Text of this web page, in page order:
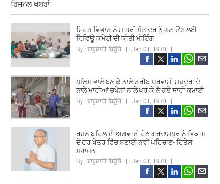
ਰਿਜਨਲ ਖਬਰਾਂ
ਸਿਹਤ ਵਿਭਾਗ ਨੇ ਮਾਤਰੀ ਮੌਤ ਦਰ ਨੂੰ ਘਟਾਉਣ ਲਈ
ਰਿਵਿਊ ਕਮੇਟੀ ਦੀ ਕੀਤੀ ਮੀਟਿੰਗ
By : ਬਾਬੂਸ਼ਾਹੀ ਬਿਊਰੋ | Jan 01, 1970 |
ਪੁਲਿਸ ਵਾਲੇ ਬਣ ਕੇ ਨਾਲੇ ਗਰੀਬ ਪਰਵਾਸੀ ਮਜ਼ਦੂਰਾਂ ਦੇ
ਨਾਲੇ ਮਾਰੀਆਂ ਚਪੇੜਾਂ ਨਾਲੇ ਖੋਹ ਕੇ ਲੈ ਗਏ ਸਾਰੀ ਕਮਾਈ
By : ਬਾਬੂਸ਼ਾਹੀ ਬਿਊਰੋ | Jan 01, 1970 |
ਰਮਨ ਬਹਿਲ ਦੀ ਅਗਵਾਈ ਹੇਠ ਗੁਰਦਾਸਪੁਰ ਨੇ ਵਿਕਾਸ
ਦੇ ਹਰ ਖੇਤਰ ਵਿੱਚ ਬਣਾਈ ਨਵੀਂ ਪਹਿਚਾਣ- ਹਿਤੇਸ਼
ਮਹਾਜਨ
By : ਬਾਬੂਸ਼ਾਹੀ ਬਿਊਰੋ | Jan 01, 1970 |